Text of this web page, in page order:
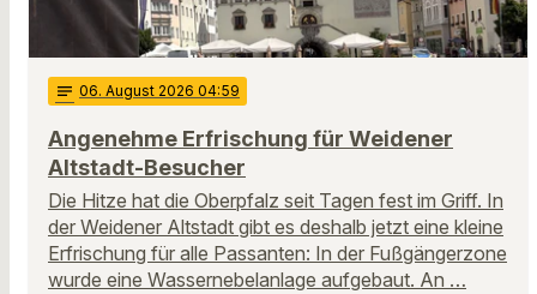
notes 06. August 2026 04:59
Angenehme Erfrischung für Weidener
Altstadt-Besucher
Die Hitze hat die Oberpfalz seit Tagen fest im Griff. In
der Weidener Altstadt gibt es deshalb jetzt eine kleine
Erfrischung für alle Passanten: In der Fußgängerzone
wurde eine Wassernebelanlage aufgebaut. An …